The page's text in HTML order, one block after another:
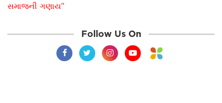
સમાજની ગણાય”
Follow Us On